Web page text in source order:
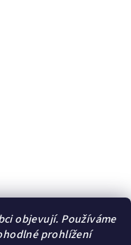
objevují. Používáme
prohlížení